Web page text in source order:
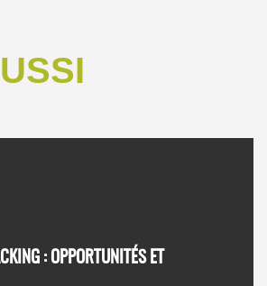
: OPPORTUNITÉS ET